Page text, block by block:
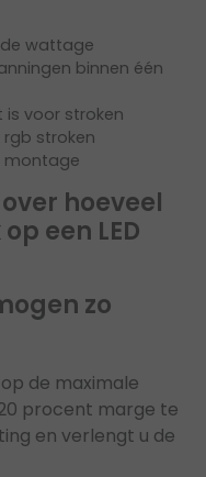
wattage
binnen één
voor stroken
rgb stroken
montage
hoeveel
een LED
zo
de maximale
procent marge te
en verlengt u de